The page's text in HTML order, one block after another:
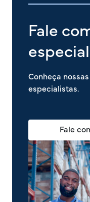
Fale
Conheça
especialistas.
Fale